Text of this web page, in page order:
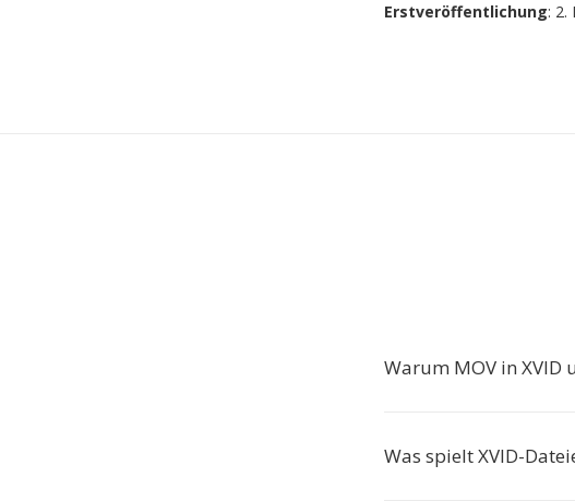
Erstveröffentlichung: 2.
Warum MOV in XVID
Was spielt XVID-